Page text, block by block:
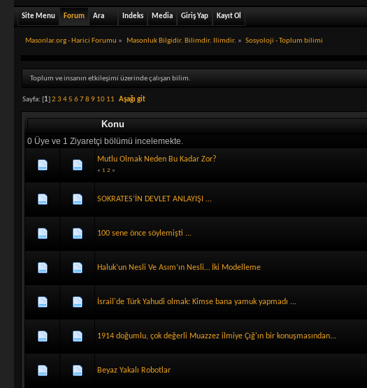
Site Menu Forum Ara Indeks Media Giriş Yap Kayıt Ol
Masonlar.org - Harici Forumu » Masonluk Bilgidir. Bilimdir. Ilimdir. » Sosyoloji - Toplum bilimi
Toplum ve insanın etkileşimi üzerinde çalışan bilim.
Sayfa: [1]2 3 4 5 6 7 8 9 10 11 Aşağı git
Konu
0 Üye ve 1 Ziyaretçi bölümü incelemekte.
Mutlu Olmak Neden Bu Kadar Zor?
« 1 2 »
SOKRATES’İN DEVLET ANLAYIŞI ...
100 sene önce söylemişti ...
Haluk’un Nesli Ve Asım’ın Nesli… İki Modelleme
İsrail'de Türk Yahudi olmak: Kimse bana yamuk yapmadı ...
1914 doğumlu, çok değerli Muazzez ilmiye Çığ'ın bir konuşmasından...
Beyaz Yakalı Robotlar